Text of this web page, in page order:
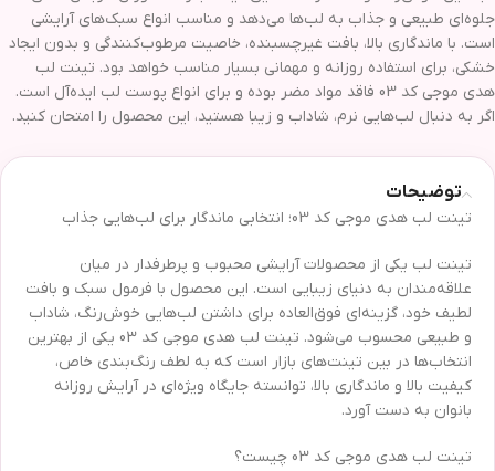
جلوه‌ای طبیعی و جذاب به لب‌ها می‌دهد و مناسب انواع سبک‌های آرایشی
است. با ماندگاری بالا، بافت غیرچسبنده، خاصیت مرطوب‌کنندگی و بدون ایجاد
خشکی، برای استفاده روزانه و مهمانی بسیار مناسب خواهد بود. تینت لب
هدی موجی کد 03 فاقد مواد مضر بوده و برای انواع پوست لب ایده‌آل است.
اگر به دنبال لب‌هایی نرم، شاداب و زیبا هستید، این محصول را امتحان کنید.
توضیحات
تینت لب هدی موجی کد 03؛ انتخابی ماندگار برای لب‌هایی جذاب
تینت لب یکی از محصولات آرایشی محبوب و پرطرفدار در میان
علاقه‌مندان به دنیای زیبایی است. این محصول با فرمول سبک و بافت
لطیف خود، گزینه‌ای فوق‌العاده برای داشتن لب‌هایی خوش‌رنگ، شاداب
و طبیعی محسوب می‌شود. تینت لب هدی موجی کد 03 یکی از بهترین
انتخاب‌ها در بین تینت‌های بازار است که به لطف رنگ‌بندی خاص،
کیفیت بالا و ماندگاری بالا، توانسته جایگاه ویژه‌ای در آرایش روزانه
بانوان به دست آورد.
تینت لب هدی موجی کد 03 چیست؟